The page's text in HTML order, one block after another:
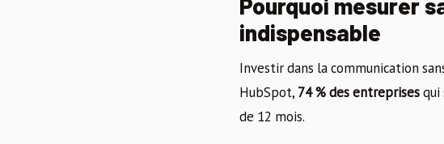
Pourquoi mesurer
indispensable
Investir dans la communication
HubSpot, 74 % des entreprisesqui
de 12 mois.